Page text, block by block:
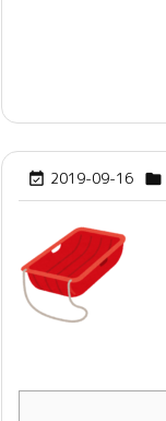
 2019-09-16 